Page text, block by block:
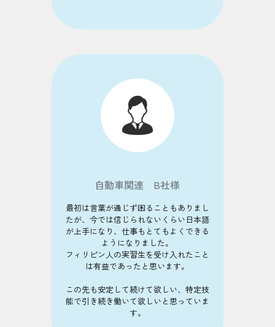
自動車関連 B社様
最初は言葉が通じず困ることもありまし
たが、今では信じられないくらい日本語
が上手になり、仕事もとてもよくできる
ようになりました。
フィリピン人の実習生を受け入れたこと
は有益であったと思います。
この先も安定して続けて欲しい、特定技
能で引き続き働いて欲しいと思っていま
す。